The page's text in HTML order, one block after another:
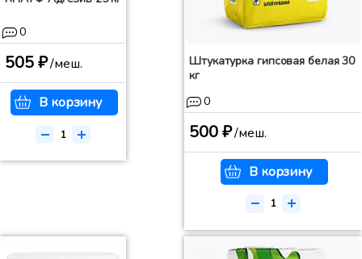
0
505 ₽/меш.
В корзину
Штукатурка гипсовая белая 30
кг
0
500 ₽/меш.
В корзину